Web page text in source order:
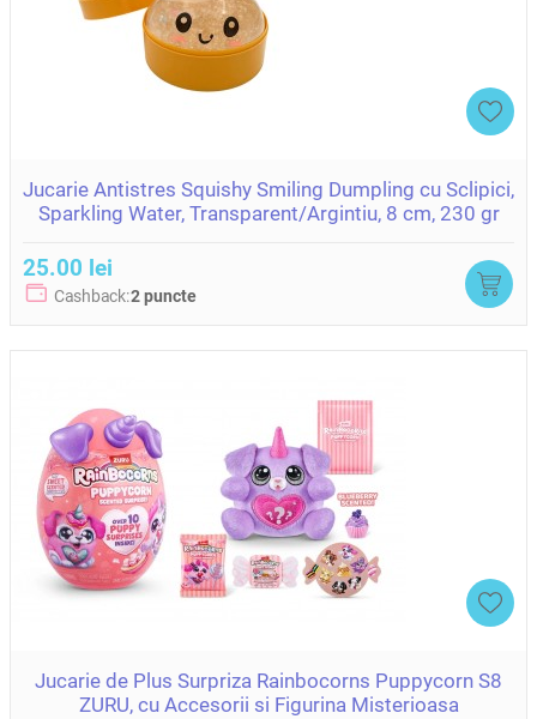
Jucarie Antistres Squishy Smiling Dumpling cu Sclipici,
Sparkling Water, Transparent/Argintiu, 8 cm, 230 gr
25.00 lei
Cashback:2 puncte
Jucarie de Plus Surpriza Rainbocorns Puppycorn S8
ZURU, cu Accesorii si Figurina Misterioasa